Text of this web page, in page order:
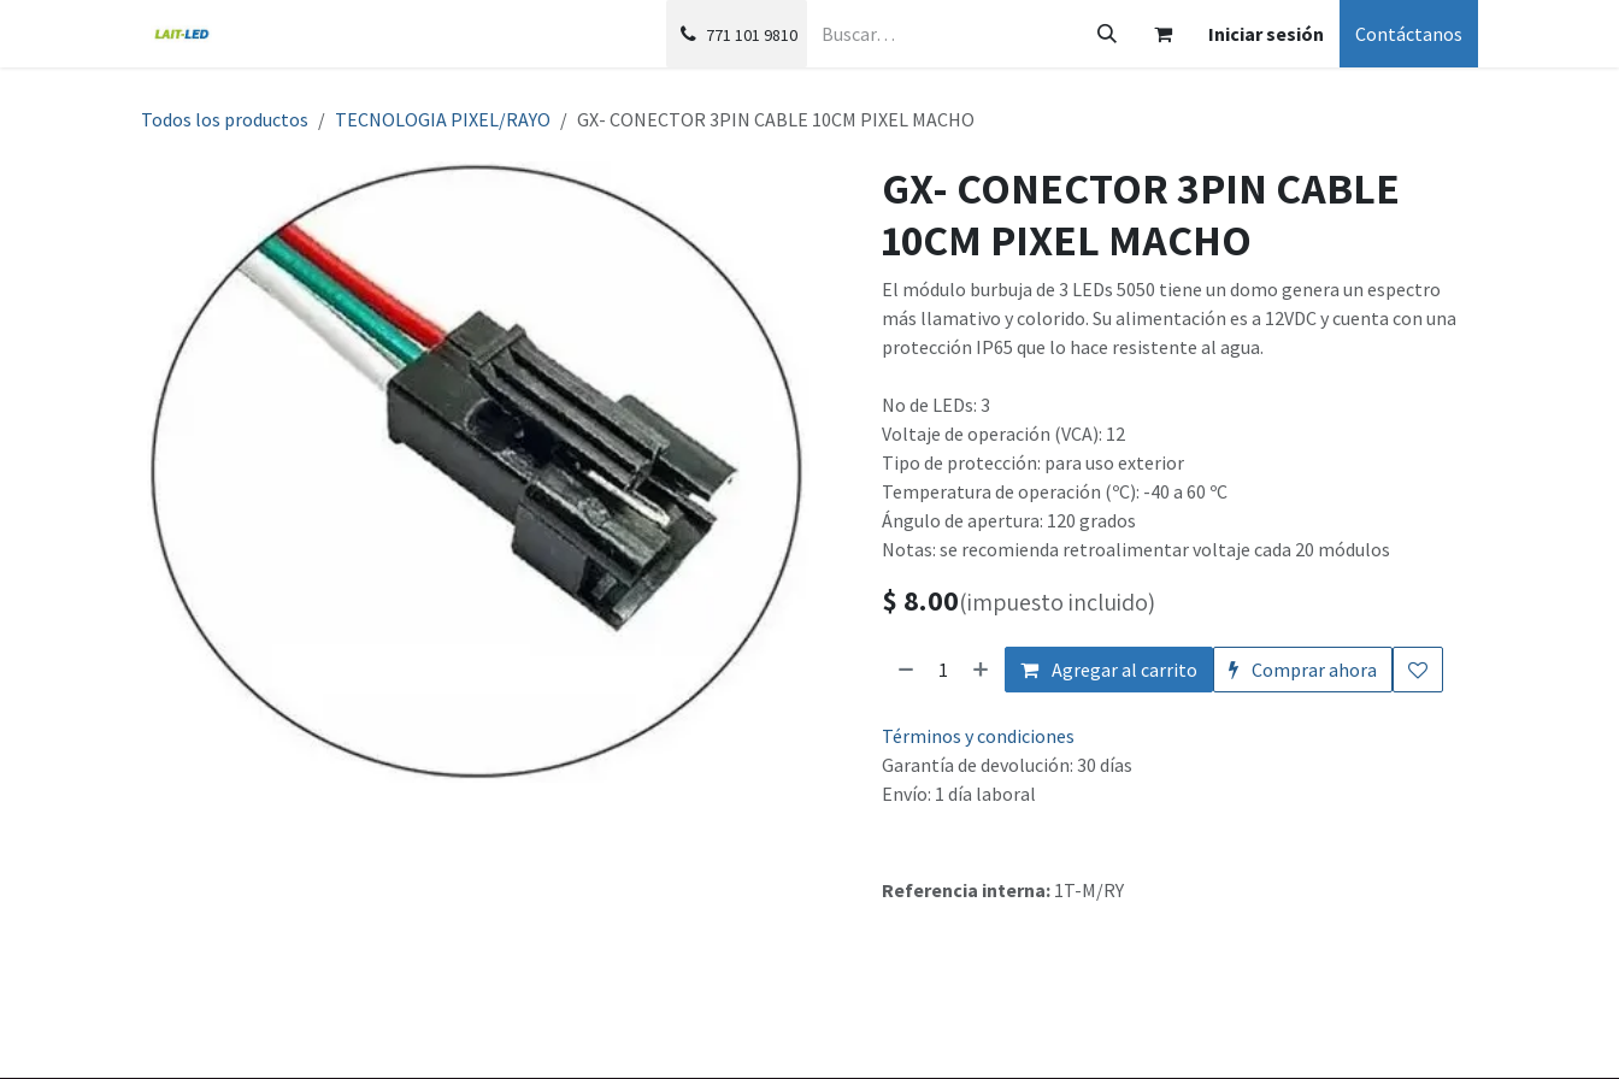
771 101 9810 Iniciar sesión Contáctanos
Todos los productos TECNOLOGIA PIXEL/RAYO GX- CONECTOR 3PIN CABLE 10CM PIXEL MACHO
GX- CONECTOR 3PIN CABLE
10CM PIXEL MACHO
El módulo burbuja de 3 LEDs 5050 tiene un domo genera un espectro
más llamativo y colorido. Su alimentación es a 12VDC y cuenta con una
protección IP65 que lo hace resistente al agua.
No de LEDs: 3
Voltaje de operación (VCA): 12
Tipo de protección: para uso exterior
Temperatura de operación (ºC): -40 a 60 ºC
Ángulo de apertura: 120 grados
Notas: se recomienda retroalimentar voltaje cada 20 módulos
$ 8.00(impuesto incluido)
Agregar al carrito Comprar ahora
Términos y condiciones
Garantía de devolución: 30 días
Envío: 1 día laboral
Referencia interna: 1T-M/RY